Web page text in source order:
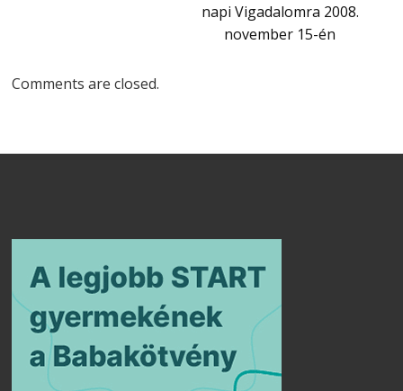
napi Vigadalomra 2008.
november 15-én
Comments are closed.